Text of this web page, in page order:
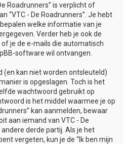
Roadrunners” is verplicht of
“VTC - De Roadrunners”. Je hebt
welke informatie van je
Verder heb je ook de
je de e-mails die automatisch
software wil ontvangen.
(en kan niet worden ontsleuteld)
is opgeslagen. Toch is het
wachtwoord gebruikt op
is het middel waarmee je op
kan aanmelden, bewaar
aan iemand van VTC - De
derde partij. Als je het
vergeten, kun je de “Ik ben mijn